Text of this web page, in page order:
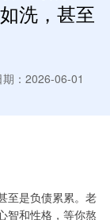
洗，甚至
期：2026-06-01
至是负债累累。老
智和性格，等你熬